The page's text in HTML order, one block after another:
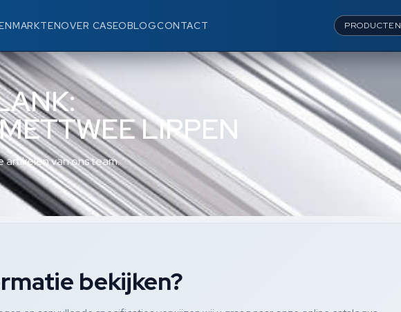
MARKTENOVER CASEOBLOGCONTACT PRODUCTEN
LIPPEN
van ons team.
bekijken?